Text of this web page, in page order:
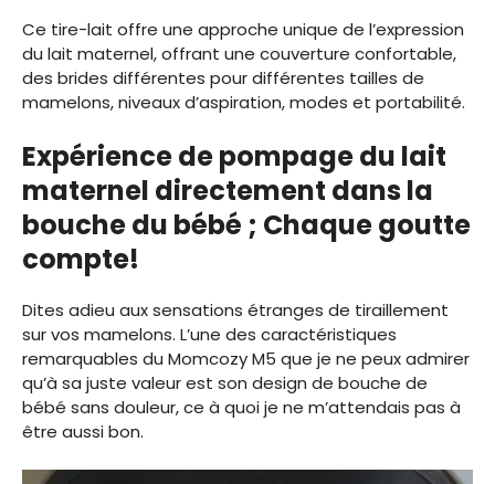
Ce tire-lait offre une approche unique de l’expression
du lait maternel, offrant une couverture confortable,
des brides différentes pour différentes tailles de
mamelons, niveaux d’aspiration, modes et portabilité.
Expérience de pompage du lait
maternel directement dans la
bouche du bébé ; Chaque goutte
compte!
Dites adieu aux sensations étranges de tiraillement
sur vos mamelons. L’une des caractéristiques
remarquables du Momcozy M5 que je ne peux admirer
qu’à sa juste valeur est son design de bouche de
bébé sans douleur, ce à quoi je ne m’attendais pas à
être aussi bon.